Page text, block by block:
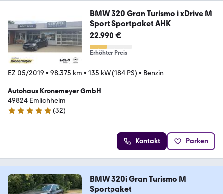
BMW 320 Gran Turismo i xDrive M
Sport Sportpaket AHK
22.990 €
Erhöhter Preis
EZ 05/2019 • 98.375 km • 135 kW (184 PS) • Benzin
Autohaus Kronemeyer GmbH
49824 Emlichheim
5 Sterne
(32)
Kontakt Parken
BMW 320i Gran Turismo M
Sportpaket